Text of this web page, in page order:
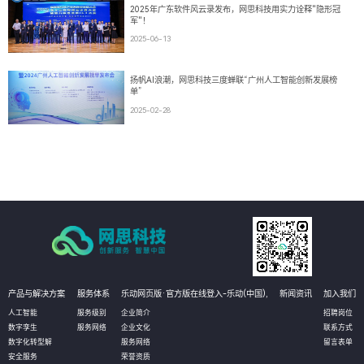
2025年广东软件风云录发布，网思科技用实力诠释"隐形冠
军"！
2025-06-13
扬帆AI浪潮，网思科技三度蝉联“广州人工智能创新发展榜
单”
2025-02-28
产品与解决方案
人工智能
数字孪生
数字化转型解
安全服务
服务体系
服务级别
服务网络
乐动网页版·官方版在线登入-乐动(中国),
企业简介
企业文化
服务网络
荣誉资质
新闻资讯 加入我们
招聘岗位
联系方式
留言表单